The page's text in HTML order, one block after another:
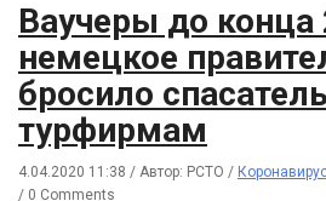
Ваучеры до конца
немецкое
бросило
турфирмам
4.04.2020 11:38 / Автор: РСТО /
/ 0 Comments